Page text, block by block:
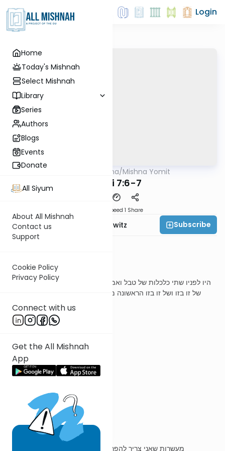
Home
Today's Mishnah
Select Mishnah
Library
Series
Authors
Blogs
Events
Donate
All Siyum
About All Mishnah
Contact us
Support
Cookie Policy
Privacy Policy
Connect with us
Get the All Mishnah
App
Login
AllMishna/Mishna Yomit
Demai 7:6-7
Speed 1 Share
Rabbi Jack Abramowitz
Subscribe
משנה ו
היו לפניו שתי כלכלות של טבל ואמר מעשרות זו בזו הראשונה מעושרת
של זו בזו ושל זו בזו הראשונה מעושרת מעשרותיהן מעשרות כלכלה
בחברתה קרא שם
ר' עובדיה מברטנורא
מעשרות זו בזו
מעשרות שאני צריך להפריש מכלכלה זו יהיו מונחים בחברתה